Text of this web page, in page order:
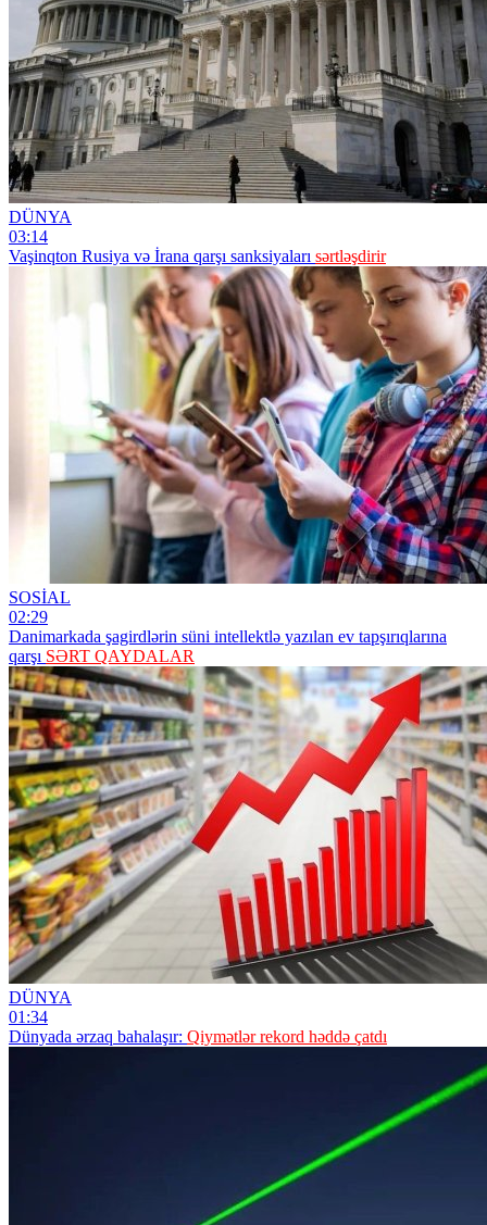
DÜNYA
03:14
Vaşinqton Rusiya və İrana qarşı sanksiyaları sərtləşdirir
SOSİAL
02:29
Danimarkada şagirdlərin süni intellektlə yazılan ev tapşırıqlarına
qarşı SƏRT QAYDALAR
DÜNYA
01:34
Dünyada ərzaq bahalaşır: Qiymətlər rekord həddə çatdı